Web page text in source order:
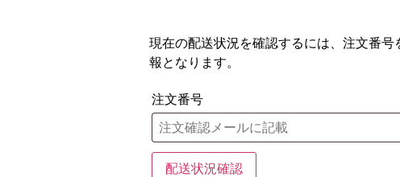
現在の配送状況を確認するには、注文番
報となります。
注文番号
配送状況確認